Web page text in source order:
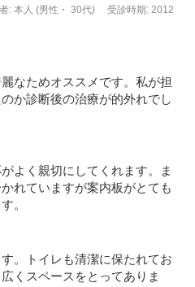
: 本人 (男性・ 30代)
受診時期: 2012
なためオススメです。私が担
か診断後の治療が的外れでし
よく親切にしてくれます。ま
れていますが案内板がとても
。
。トイレも清潔に保たれてお
くスペースをとってありま